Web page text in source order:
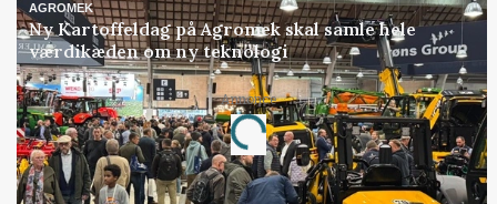
AGROMEK
Ny Kartoffeldag på Agromek skal samle hele
værdikæden om ny teknologi
Annonce
Loading...